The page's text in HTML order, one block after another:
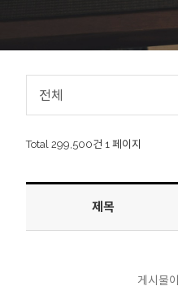
전체
Total 299,500건 1 페이지
제목
게시물